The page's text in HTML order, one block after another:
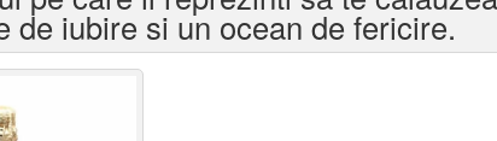
de iubire si un ocean de fericire.